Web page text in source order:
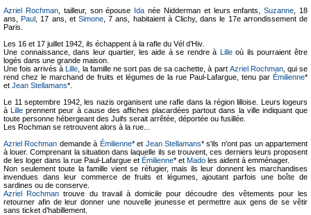
Azriel Rochman, tailleur, son épouse Ida née Nidderman et leurs enfants,Suzanne , 18
ans,Paul , 17 ans, etSimone , 7 ans, habitaient à Clichy, dans le 17e arrondissement de
Paris.
Les 16 et 17 juillet 1942, ils échappent à la rafle du Vél d’Hiv.
Une connaissance, dans leur quartier, les aide à se rendre à Lilleoù ils pourraient être
logés dans une grande maison.
Une fois arrivés àLille , la famille ne sort pas de sa cachette, à part Azriel Rochman, qui se
rend chez le marchand de fruits et légumes de la rue Paul-Lafargue, tenu par Émilienne*
et Jean Stellamans*.
Le 11 septembre 1942, les nazis organisent une rafle dans la région lilloise. Leurs logeurs
àLille prennent peur à cause des affiches placardées partout dans la ville indiquant que
toute personne hébergeant des Juifs serait arrêtée, déportée ou fusillée.
Les Rochman se retrouvent alors à la rue...
Azriel Rochman demande à Émilienne* et Jean Stellamans* s'ils n'ont pas un appartement
à louer. Comprenant la situation dans laquelle ils se trouvent, ces derniers leurs proposent
de les loger dans la rue Paul-Lafargue et Émilienne* et Mado les aident à emménager.
Non seulement toute la famille vient se réfugier, mais ils leur donnent les marchandises
invendues dans leur commerce de fruits et légumes, ajoutant parfois une boîte de
sardines ou de conserve.
Azriel Rochman trouve du travail à domicile pour découdre des vêtements pour les
retourner afin de leur donner une nouvelle jeunesse et permettre aux gens de se vêtir
sans ticket d’habillement.